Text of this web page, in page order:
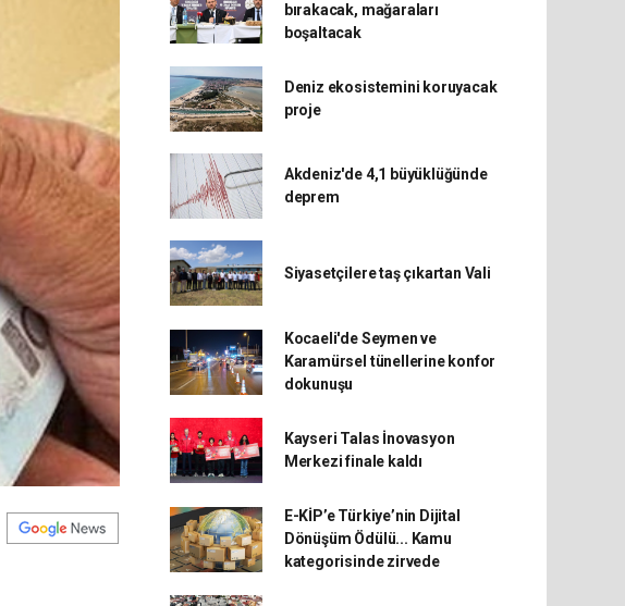
bırakacak, mağaraları
boşaltacak
Deniz ekosistemini koruyacak
proje
Akdeniz'de 4,1 büyüklüğünde
deprem
Siyasetçilere taş çıkartan Vali
Kocaeli'de Seymen ve
Karamürsel tünellerine konfor
dokunuşu
Kayseri Talas İnovasyon
Merkezi finale kaldı
E-KİP’e Türkiye’nin Dijital
Dönüşüm Ödülü... Kamu
kategorisinde zirvede